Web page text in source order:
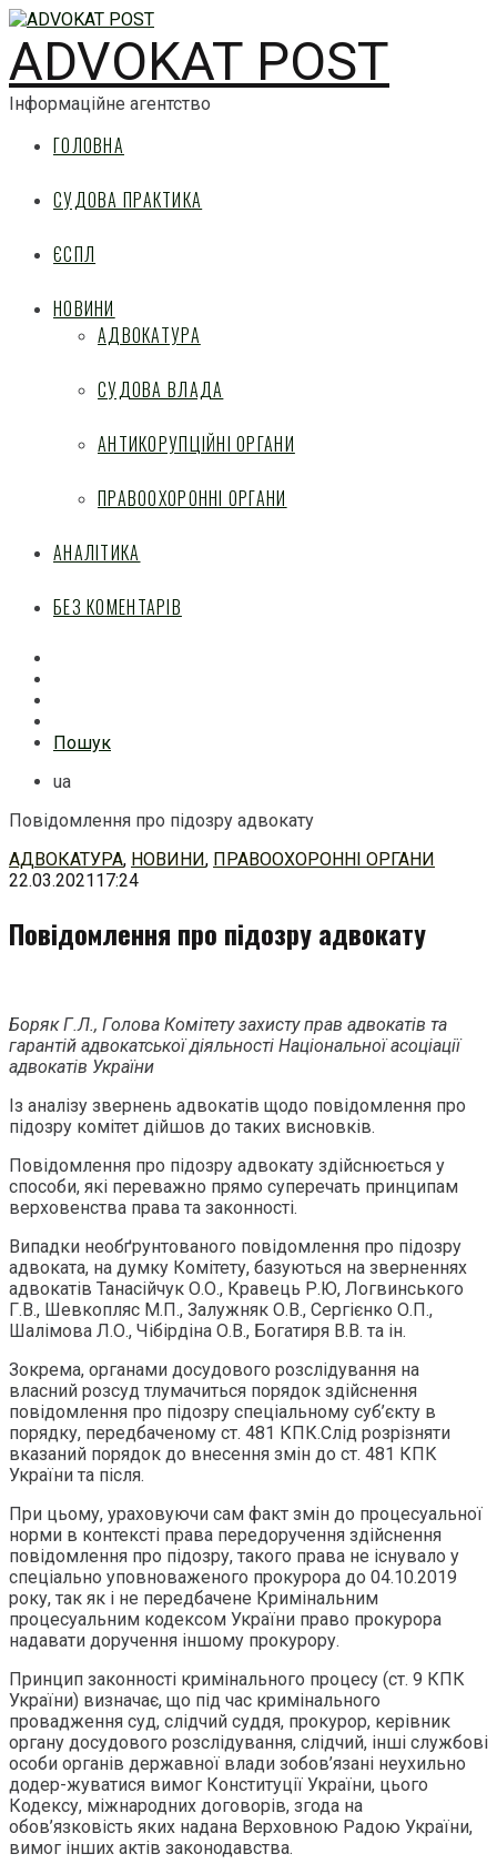
ADVOKAT POST
Інформаційне агентство
ГОЛОВНА
СУДОВА ПРАКТИКА
ЄСПЛ
НОВИНИ
АДВОКАТУРА
СУДОВА ВЛАДА
АНТИКОРУПЦІЙНІ ОРГАНИ
ПРАВООХОРОННІ ОРГАНИ
АНАЛІТИКА
БЕЗ КОМЕНТАРІВ
Пошук
ua
Повідомлення про підозру адвокату
Перейти
до
АДВОКАТУРА, НОВИНИ, ПРАВООХОРОННІ ОРГАНИ
22.03.202117:24
Повідомлення про підозру адвокату
Боряк Г.Л., Голова Комітету захисту прав адвокатів та
гарантій адвокатської діяльності Національної асоціації
адвокатів України
Із аналізу звернень адвокатів щодо повідомлення про
підозру комітет дійшов до таких висновків.
Повідомлення про підозру адвокату здійснюється у
способи, які переважно прямо суперечать принципам
верховенства права та законності.
Випадки необґрунтованого повідомлення про підозру
адвоката, на думку Комітету, базуються на зверненнях
адвокатів Танасійчук О.О., Кравець Р.Ю, Логвинського
Г.В., Шевкопляс М.П., Залужняк О.В., Сергієнко О.П.,
Шалімова Л.О., Чібірдіна О.В., Богатиря В.В. та ін.
Зокрема, органами досудового розслідування на
власний розсуд тлумачиться порядок здійснення
повідомлення про підозру спеціальному суб’єкту в
порядку, передбаченому ст. 481 КПК.Слід розрізняти
вказаний порядок до внесення змін до ст. 481 КПК
України та після.
При цьому, ураховуючи сам факт змін до процесуальної
норми в контексті права передоручення здійснення
повідомлення про підозру, такого права не існувало у
спеціально уповноваженого прокурора до 04.10.2019
року, так як і не передбачене Кримінальним
процесуальним кодексом України право прокурора
надавати доручення іншому прокурору.
Принцип законності кримінального процесу (ст. 9 КПК
України) визначає, що під час кримінального
провадження суд, слідчий суддя, прокурор, керівник
органу досудового розслідування, слідчий, інші службові
особи органів державної влади зобов’язані неухильно
додер-жуватися вимог Конституції України, цього
Кодексу, міжнародних договорів, згода на
обов’язковість яких надана Верховною Радою України,
вимог інших актів законодавства.